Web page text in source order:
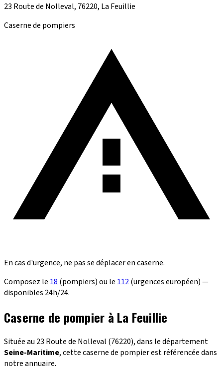
23 Route de Nolleval, 76220, La Feuillie
Caserne de pompiers
En cas d'urgence, ne pas se déplacer en caserne.
Composez le 18 (pompiers) ou le 112(urgences européen) —
disponibles 24h/24.
Caserne de pompier à La Feuillie
Située au 23 Route de Nolleval (76220), dans le département
Seine-Maritime, cette caserne de pompier est référencée dans
notre annuaire.